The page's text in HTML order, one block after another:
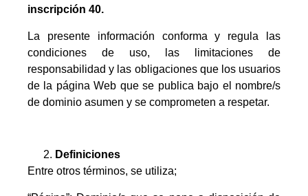
inscripción 40.
La presente información conforma y regula las
condiciones de uso, las limitaciones de
responsabilidad y las obligaciones que los usuarios
de la página Web que se publica bajo el nombre/s
de dominio asumen y se comprometen a respetar.
Definiciones
Entre otros términos, se utiliza;